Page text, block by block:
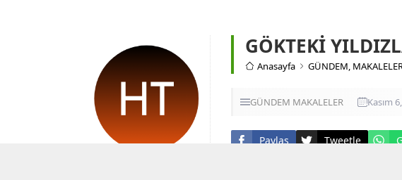
Onlar cennete gi­rerler ve hiç bir
haksızlığa uğratılmaz­lar. 61-
Rahman’ın gıyaben kullarına...
GÖKTEKİ
Anasayfa GÜNDEM,
GÜNDEM MAKALELER Kasım
Paylaş Tweetle